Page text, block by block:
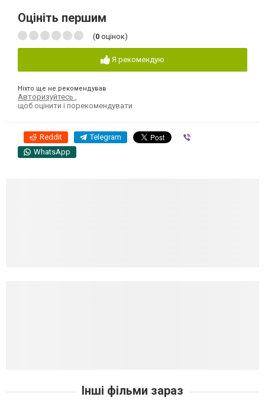
Оцініть першим
(0 оцінок)
Я рекомендую
Ніхто ще не рекомендував
Авторизуйтесь ,
щоб оцінити і порекомендувати
Reddit Telegram
WhatsApp
Інші фільми зараз